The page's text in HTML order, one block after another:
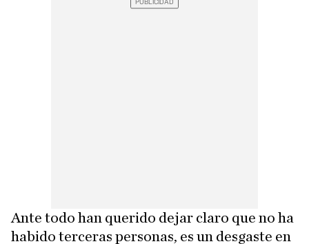
Ante todo han querido dejar claro que no ha
habido terceras personas, es un desgaste en